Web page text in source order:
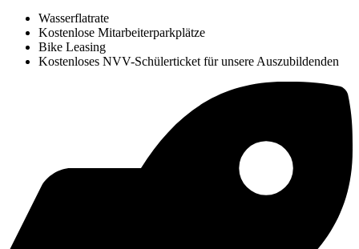
Wasserflatrate
Kostenlose Mitarbeiterparkplätze
Bike Leasing
Kostenloses NVV-Schülerticket für unsere Auszubildenden